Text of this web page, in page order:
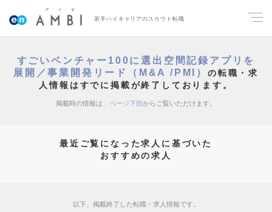
若手ハイキャリアのスカウト転職
すごいベンチャー100に選出空間記録アプリを
展開／事業開発リード（M&A /PMI） の転職・求
人情報はすでに掲載が終了しております。
掲載時の情報は、 ページ下部からご覧いただけます。
最近ご覧になった求人に基づいた
おすすめの求人
以下、掲載終了した転職・求人情報です。